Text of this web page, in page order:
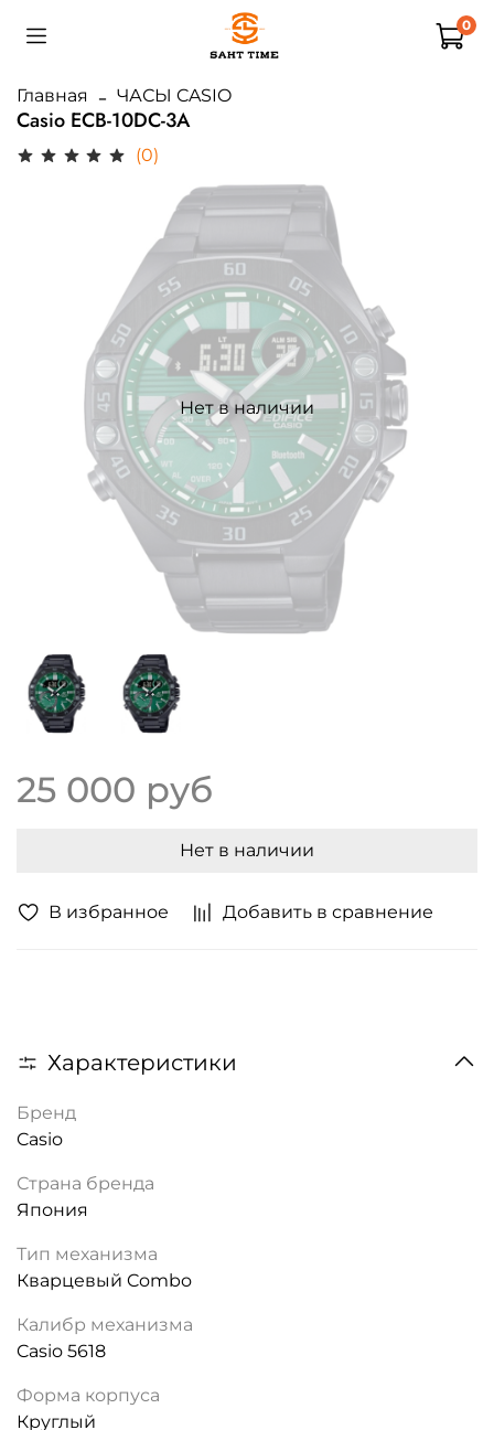
0
Главная ЧАСЫ CASIO
Casio ECB-10DC-3A
(0)
В избранное Добавить в сравнение
Нет в наличии
25 000 руб
Нет в наличии
Характеристики
Бренд
Casio
Страна бренда
Япония
Тип механизма
Кварцевый Combo
Калибр механизма
Casio 5618
Форма корпуса
Круглый